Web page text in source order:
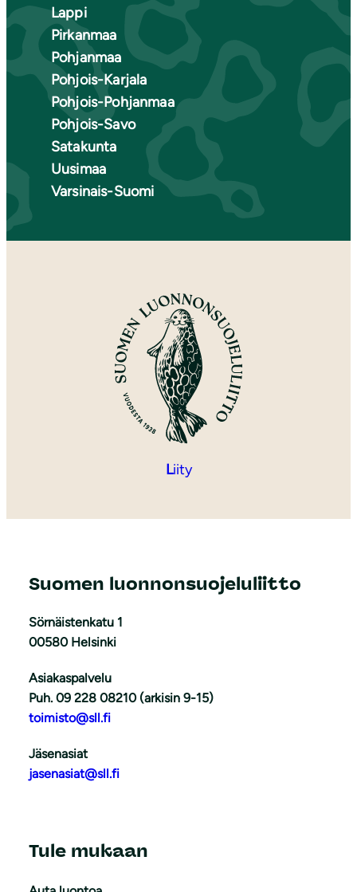
Lappi
Pirkanmaa
Pohjanmaa
Pohjois-Karjala
Pohjois-Pohjanmaa
Pohjois-Savo
Satakunta
Uusimaa
Varsinais-Suomi
Liity
Suomen luonnonsuojeluliitto
Sörnäistenkatu 1
00580 Helsinki
Asiakaspalvelu
Puh. 09 228 08210 (arkisin 9-15)
toimisto@sll.fi
Jäsenasiat
jasenasiat@sll.fi
Tule mukaan